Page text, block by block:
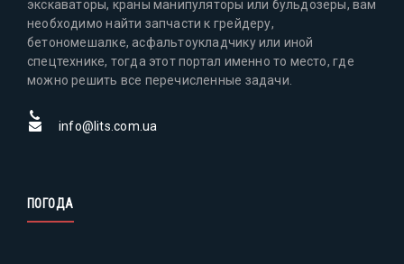
экскаваторы, краны манипуляторы или бульдозеры, вам
необходимо найти запчасти к грейдеру,
бетономешалке, асфальтоукладчику или иной
спецтехнике, тогда этот портал именно то место, где
можно решить все перечисленные задачи.
info@lits.com.ua
ПОГОДА